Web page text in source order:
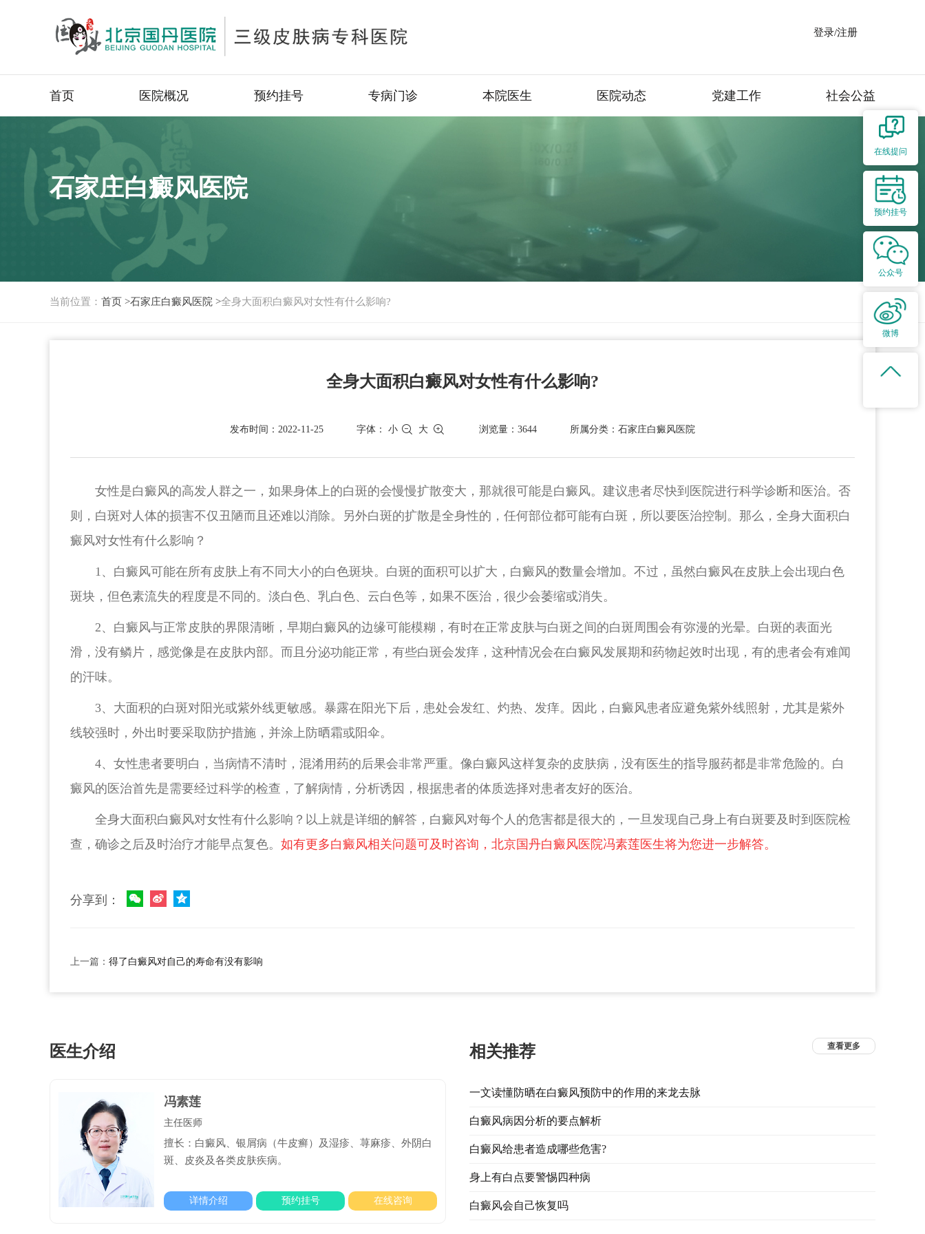
登录/注册
首页 医院概况 预约挂号 专病门诊 本院医生 医院动态 党建工作 社会公益
石家庄白癜风医院
当前位置： 首页 >石家庄白癜风医院 >全身大面积白癜风对女性有什么影响?
全身大面积白癜风对女性有什么影响?
发布时间：2022-11-25 字体： 小 大 浏览量：3644 所属分类：石家庄白癜风医院
女性是白癜风的高发人群之一，如果身体上的白斑的会慢慢扩散变大，那就很可能是白癜风。建议患者尽快到医院进行科学诊断和医治。否
则，白斑对人体的损害不仅丑陋而且还难以消除。另外白斑的扩散是全身性的，任何部位都可能有白斑，所以要医治控制。那么，全身大面积白
癜风对女性有什么影响？
1、白癜风可能在所有皮肤上有不同大小的白色斑块。白斑的面积可以扩大，白癜风的数量会增加。不过，虽然白癜风在皮肤上会出现白色
斑块，但色素流失的程度是不同的。淡白色、乳白色、云白色等，如果不医治，很少会萎缩或消失。
2、白癜风与正常皮肤的界限清晰，早期白癜风的边缘可能模糊，有时在正常皮肤与白斑之间的白斑周围会有弥漫的光晕。白斑的表面光
滑，没有鳞片，感觉像是在皮肤内部。而且分泌功能正常，有些白斑会发痒，这种情况会在白癜风发展期和药物起效时出现，有的患者会有难闻
的汗味。
3、大面积的白斑对阳光或紫外线更敏感。暴露在阳光下后，患处会发红、灼热、发痒。因此，白癜风患者应避免紫外线照射，尤其是紫外
线较强时，外出时要采取防护措施，并涂上防晒霜或阳伞。
4、女性患者要明白，当病情不清时，混淆用药的后果会非常严重。像白癜风这样复杂的皮肤病，没有医生的指导服药都是非常危险的。白
癜风的医治首先是需要经过科学的检查，了解病情，分析诱因，根据患者的体质选择对患者友好的医治。
全身大面积白癜风对女性有什么影响？以上就是详细的解答，白癜风对每个人的危害都是很大的，一旦发现自己身上有白斑要及时到医院检
查，确诊之后及时治疗才能早点复色。 如有更多白癜风相关问题可及时咨询，北京国丹白癜风医院冯素莲医生将为您进一步解答。
分享到：
上一篇： 得了白癜风对自己的寿命有没有影响
医生介绍
冯素莲
主任医师
擅长：白癜风、银屑病（牛皮癣）​及​湿疹、荨麻疹、外阴白
斑、皮炎及各类皮肤疾病。
详情介绍 预约挂号 在线咨询
相关推荐 查看更多
一文读懂防晒在白癜风预防中的作用的来龙去脉
白癜风病因分析的要点解析
白癜风给患者造成哪些危害?
身上有白点要警惕四种病
白癜风会自己恢复吗
在线提问
预约挂号
公众号
微博